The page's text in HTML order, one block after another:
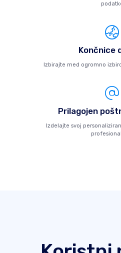
Končnice
Izbirajte med ogromno
Prilagojen
Izdelajte svoj